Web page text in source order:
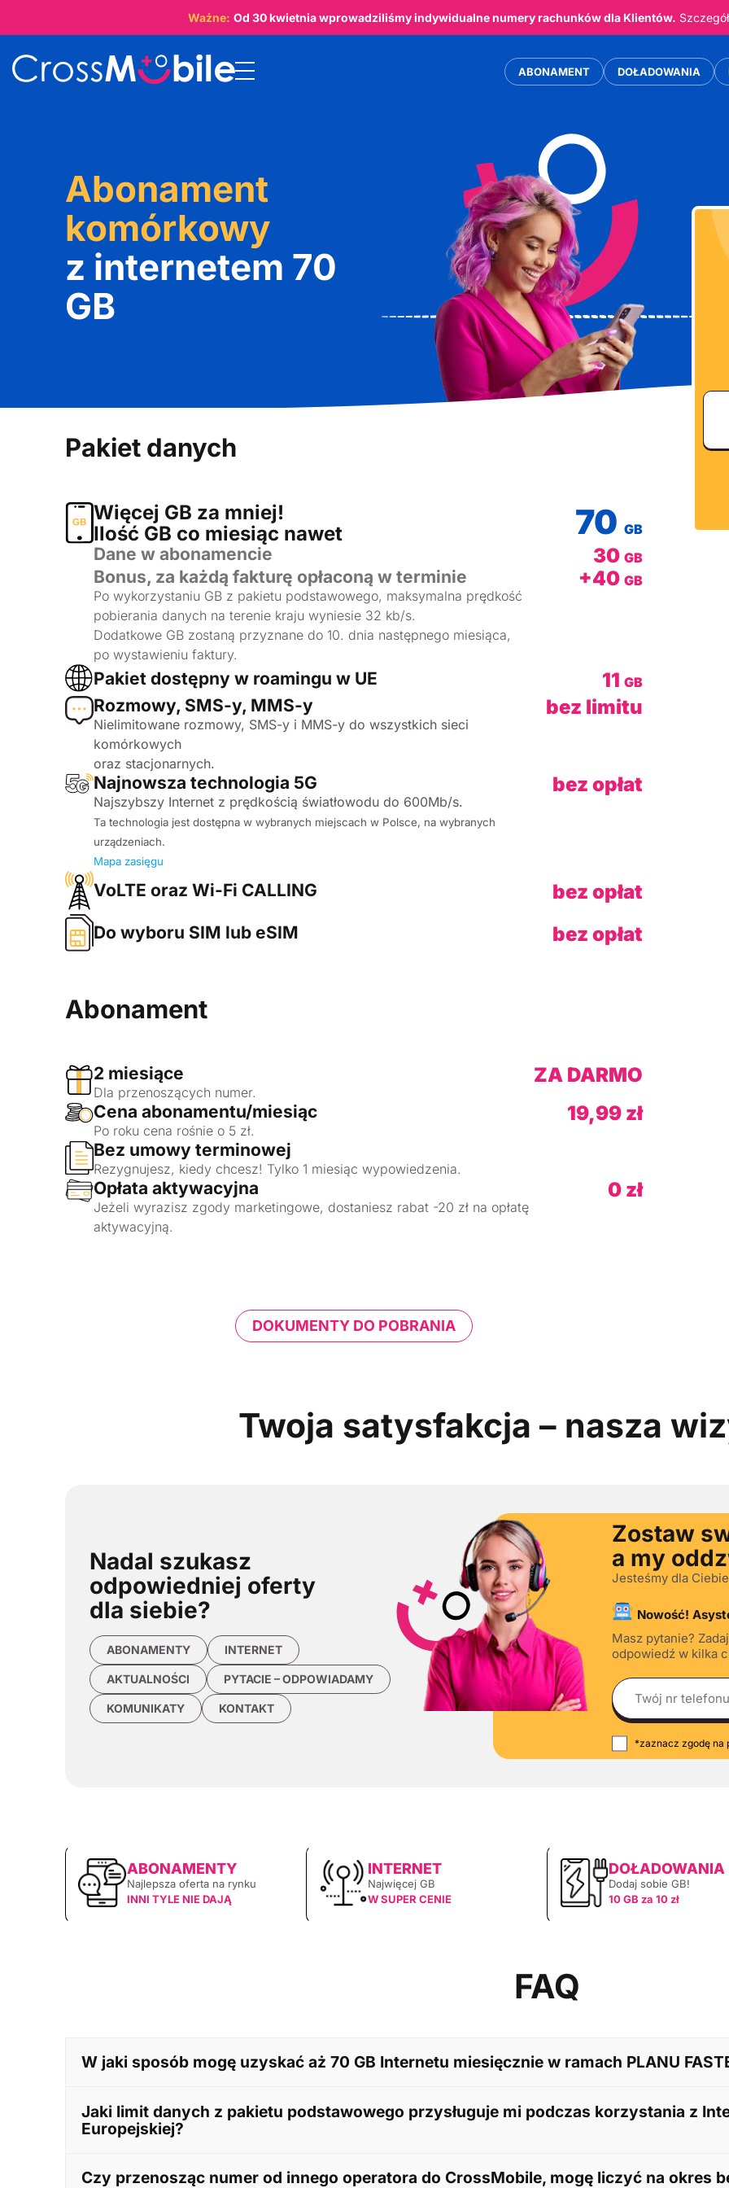
Ważne: Od 30 kwietniawprowadziliśmy indywidualne numery rachunków dla Klientów.
ABONAMENT DOŁADOWANIA
Abonament
komórkowy
z internetem 70
GB
Pakiet danych
Więcej GB za mniej!
Ilość GB co miesiąc nawet
70GB
Dane w abonamencie 30GB
Bonus, za każdą fakturę opłaconą w terminie
Po wykorzystaniu GB z pakietu podstawowego, maksymalna prędkość
pobierania danych na terenie kraju wyniesie 32 kb/s.
Dodatkowe GB zostaną przyznane do 10. dnia następnego miesiąca,
po wystawieniu faktury.
+40GB
Pakiet dostępny w roamingu w UE 11GB
Rozmowy, SMS-y, MMS-y
Nielimitowane rozmowy, SMS-y i MMS-y do wszystkich sieci
komórkowych
oraz stacjonarnych.
bez limitu
Najnowsza technologia 5G
Najszybszy Internet z prędkością światłowodu do 600Mb/s.
Ta technologia jest dostępna w wybranych miejscach w Polsce, na wybranych
urządzeniach.
Mapa zasięgu
bez opłat
VoLTE oraz Wi-Fi CALLING bez opłat
Do wyboru SIM lub eSIM bez opłat
Abonament
2 miesiące
Dla przenoszących numer.
ZA DARMO
Cena abonamentu/miesiąc
Po roku cena rośnie o 5 zł.
19,99 zł
Bez umowy terminowej
Rezygnujesz, kiedy chcesz! Tylko 1 miesiąc wypowiedzenia.
Opłata aktywacyjna
Jeżeli wyrazisz zgody marketingowe, dostaniesz rabat -20 zł na opłatę
aktywacyjną.
0 zł
DOKUMENTY DO POBRANIA
Twoja satysfakcja – nasza
Nadal szukasz
odpowiedniej oferty
dla siebie?
ABONAMENTY INTERNET
AKTUALNOŚCI PYTACIE – ODPOWIADAMY
KOMUNIKATY KONTAKT
Zostaw
a my
Jesteśmy dla
Nowość!
Masz pytanie?
odpowiedź w kilka
*zaznacz zgodę na
ABONAMENTY
Najlepsza oferta na rynku
INNI TYLE NIE DAJĄ
INTERNET
Najwięcej GB
W SUPER CENIE
DOŁADOWANIA
Dodaj sobie GB!
10 GB za 10 zł
FAQ
W jaki sposób mogę uzyskać aż 70 GB Internetu miesięcznie w ramach PLANU
Aby uzyskać 70 GB Internetu miesięcznie w ramach PLANU FASTER, należy aktywować ten plan
danych oraz dodatkowe 40 GB przyznawane za terminowe opłacanie faktur. Dodatkowe GB są przyznawane do
faktury.
Jaki limit danych z pakietu podstawowego przysługuje mi podczas korzystania z
Europejskiej?
Podczas korzystania z Internetu w roamingu na terenie Unii Europejskiej w ramach PLANU FASTER przysługuje
limitu mogą obowiązywać dodatkowe opłaty zgodnie z cennikiem operatora.
Czy przenosząc numer od innego operatora do CrossMobile, mogę liczyć na okres